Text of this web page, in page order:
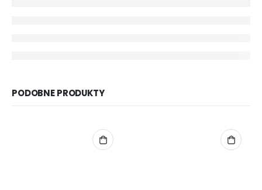
PODOBNE PRODUKTY